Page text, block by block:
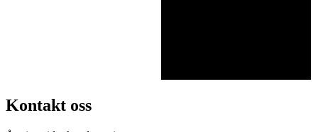
Kontakt oss